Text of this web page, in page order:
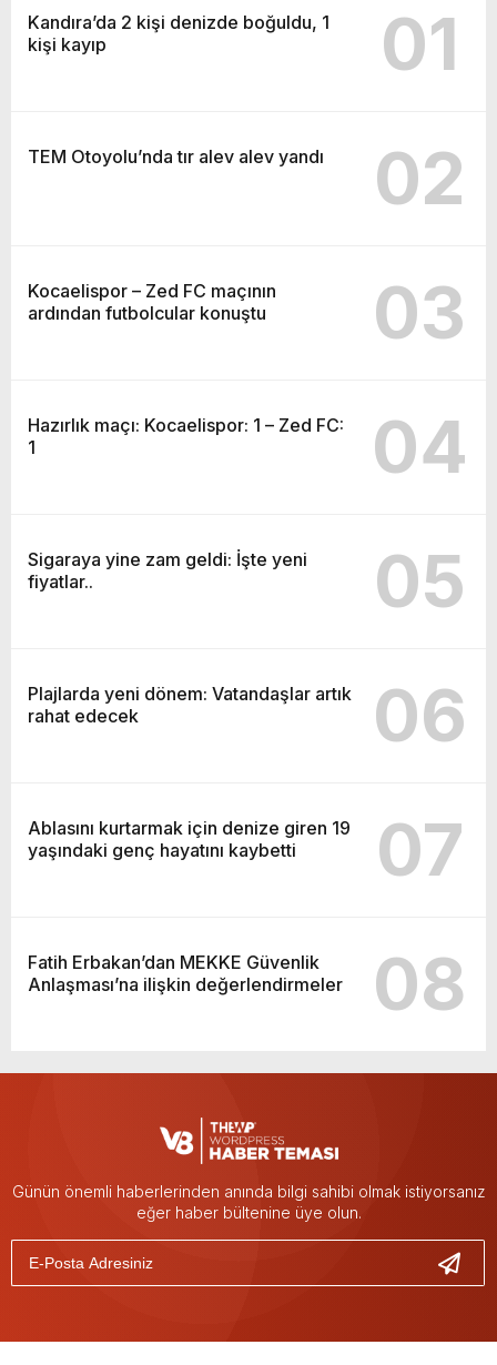
Kandıra’da 2 kişi denizde boğuldu, 1
kişi kayıp
01
TEM Otoyolu’nda tır alev alev yandı 02
Kocaelispor – Zed FC maçının
ardından futbolcular konuştu
03
Hazırlık maçı: Kocaelispor: 1 – Zed FC:
1
04
Sigaraya yine zam geldi: İşte yeni
fiyatlar..
05
Plajlarda yeni dönem: Vatandaşlar artık
rahat edecek
06
Ablasını kurtarmak için denize giren 19
yaşındaki genç hayatını kaybetti
07
Fatih Erbakan’dan MEKKE Güvenlik
Anlaşması’na ilişkin değerlendirmeler
08
Günün önemli haberlerinden anında bilgi sahibi olmak istiyorsanız
eğer haber bültenine üye olun.